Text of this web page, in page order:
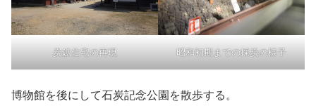
炭鉱住宅の再現 昭和初期までの採炭の様子
博物館を後にして石炭記念公園を散歩する。